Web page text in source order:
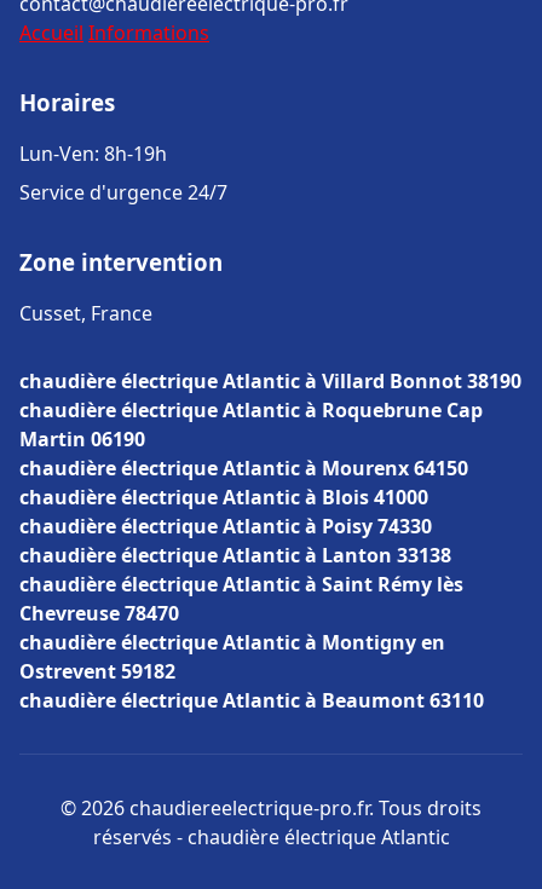
Accueil Informations
Horaires
Lun-Ven: 8h-19h
Service d'urgence 24/7
Zone intervention
Cusset, France
chaudière électrique Atlantic à Villard Bonnot 38190
chaudière électrique Atlantic à Roquebrune Cap
Martin 06190
chaudière électrique Atlantic à Mourenx 64150
chaudière électrique Atlantic à Blois 41000
chaudière électrique Atlantic à Poisy 74330
chaudière électrique Atlantic à Lanton 33138
chaudière électrique Atlantic à Saint Rémy lès
Chevreuse 78470
chaudière électrique Atlantic à Montigny en
Ostrevent 59182
chaudière électrique Atlantic à Beaumont 63110
© 2026 chaudiereelectrique-pro.fr. Tous droits
réservés - chaudière électrique Atlantic